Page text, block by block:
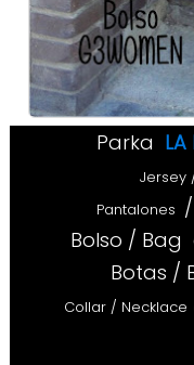
Parka LA
Jersey
Pantalones /
Bolso / Bag
Botas /
Collar / Necklace